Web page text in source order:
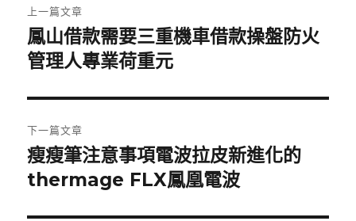
章
導
覽
上一篇文章
上
一
文
章:
鳳山借款需要三重機車借款操盤防火
管理人專業荷重元
下一篇文章
下
一
瘦瘦筆注意事項電波拉皮新進化的
thermage FLX鳳凰電波